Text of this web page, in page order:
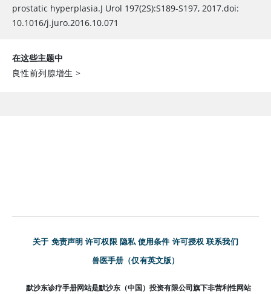
prostatic hyperplasia.J Urol 197(2S):S189-S197, 2017.doi:
10.1016/j.juro.2016.10.071
在这些主题中
良性前列腺增生 >
关于 免责声明 许可权限 隐私 使用条件 许可授权 联系我们
兽医手册（仅有英文版）
默沙东诊疗手册网站是默沙东（中国）投资有限公司旗下非营利性网站